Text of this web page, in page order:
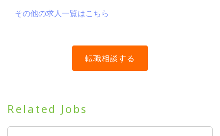
その他の求人一覧はこちら
Related Jobs